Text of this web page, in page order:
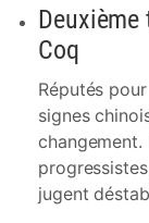
Coq
Réputés
signes
jugent